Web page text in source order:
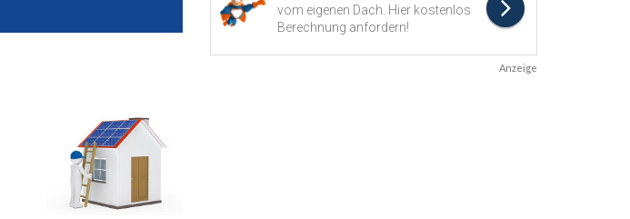
Anzeige